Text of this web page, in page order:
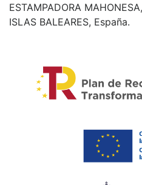
ESTAMPADORA
ISLAS BALEARES, España.